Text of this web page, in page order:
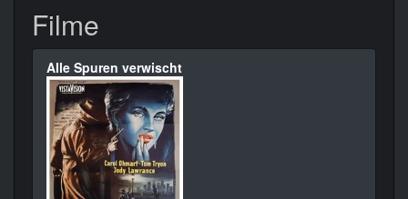
Filme
Alle Spuren verwischt